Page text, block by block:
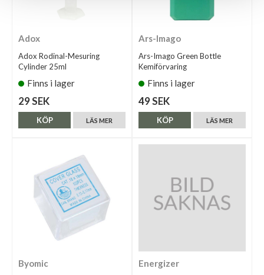
Adox
Adox Rodinal-Mesuring
Cylinder 25ml
Finns i lager
29 SEK
LÄS MER
KÖP
Ars-Imago
Ars-Imago Green Bottle
Kemiförvaring
Finns i lager
49 SEK
LÄS MER
KÖP
Byomic Energizer